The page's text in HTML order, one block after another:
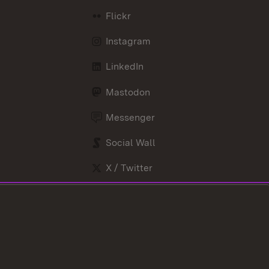
Flickr
Instagram
LinkedIn
Mastodon
Messenger
Social Wall
X / Twitter